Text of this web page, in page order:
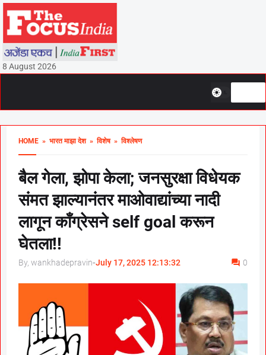
8 August 2026
HOME » भारत माझा देश» विशेष» विश्लेषण
बैल गेला, झोपा केला; जनसुरक्षा विधेयक
संमत झाल्यानंतर माओवाद्यांच्या नादी
लागून काँग्रेसने self goal करून
घेतला!!
By, wankhadepravin-July 17, 2025 12:13:32 0